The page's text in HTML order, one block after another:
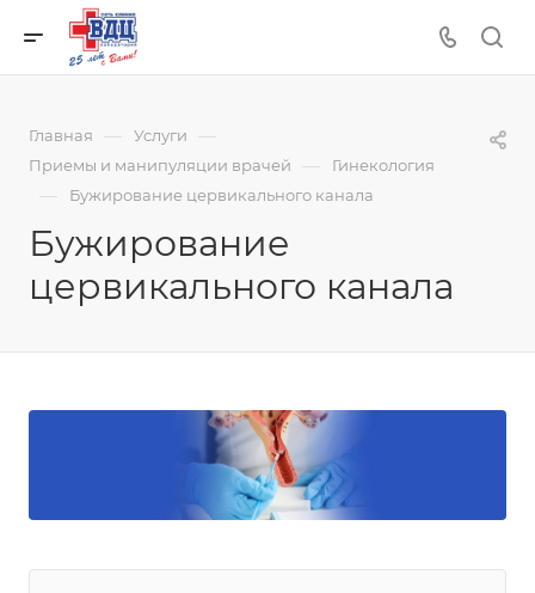
Главная — Услуги —
Приемы и манипуляции врачей — Гинекология
— Бужирование цервикального канала
Бужирование
цервикального канала